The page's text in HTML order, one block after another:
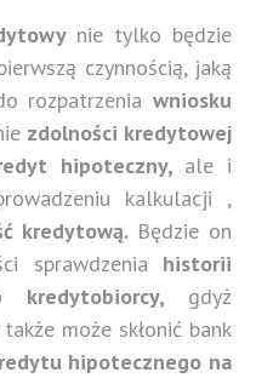
nie tylko będzie
czynnością, jaką
rozpatrzenia wniosku
zdolności kredytowej
hipoteczny, ale i
kalkulacji ,
kredytową. Będzie on
sprawdzenia historii
kredytobiorcy, gdyż
może skłonić bank
hipotecznego na